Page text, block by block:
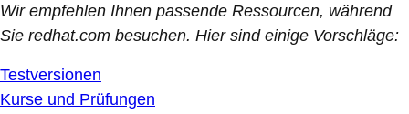
Wir empfehlen Ihnen passende Ressourcen, während
Sie redhat.com besuchen. Hier sind einige Vorschläge:
Testversionen
Kurse und Prüfungen